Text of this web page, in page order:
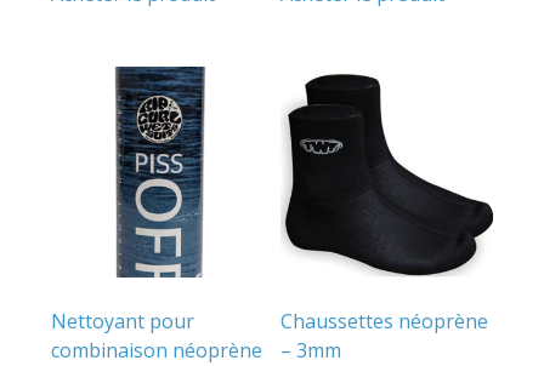
Nettoyant pour
combinaison néoprène
Chaussettes néoprène
– 3mm